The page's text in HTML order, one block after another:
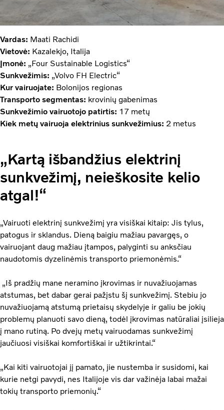
Vardas: Maati Rachidi
Vietovė: Kazalekjo, Italija
Įmonė: „Four Sustainable Logistics“
Sunkvežimis: „Volvo FH Electric“
Kur vairuojate: Bolonijos regionas
Transporto segmentas: krovinių gabenimas
Sunkvežimio vairuotojo patirtis: 17 metų
Kiek metų vairuoja elektrinius sunkvežimius: 2 metus
„Kartą išbandžius elektrinį
sunkvežimį, neieškosite kelio
atgal!“
„Vairuoti elektrinį sunkvežimį yra visiškai kitaip: Jis tylus,
patogus ir sklandus. Dieną baigiu mažiau pavargęs, o
vairuojant daug mažiau įtampos, palyginti su anksčiau
naudotomis dyzelinėmis transporto priemonėmis.“
„Iš pradžių mane neramino įkrovimas ir nuvažiuojamas
atstumas, bet dabar gerai pažįstu šį sunkvežimį. Stebiu jo
nuvažiuojamą atstumą prietaisų skydelyje ir galiu be jokių
problemų planuoti savo dieną, todėl įkrovimas natūraliai įsilieja
į mano rutiną. Po dvejų metų vairuodamas sunkvežimį
jaučiuosi visiškai komfortiškai ir užtikrintai.“
„Kai kiti vairuotojai jį pamato, jie nustemba ir susidomi, kai
kurie netgi pavydi, nes Italijoje vis dar važinėja labai mažai
tokių transporto priemonių.“